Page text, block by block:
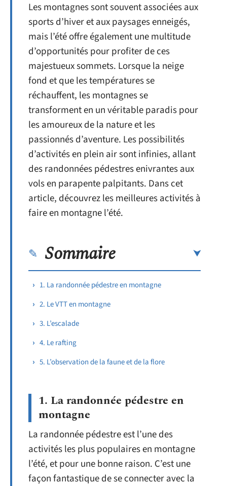
Les montagnes sont souvent associées aux
sports d’hiver et aux paysages enneigés,
mais l’été offre également une multitude
d’opportunités pour profiter de ces
majestueux sommets. Lorsque la neige
fond et que les températures se
réchauffent, les montagnes se
transforment en un véritable paradis pour
les amoureux de la nature et les
passionnés d’aventure. Les possibilités
d’activités en plein air sont infinies, allant
des randonnées pédestres enivrantes aux
vols en parapente palpitants. Dans cet
article, découvrez les meilleures activités à
faire en montagne l’été.
Sommaire
1. La randonnée pédestre en montagne
2. Le VTT en montagne
3. L’escalade
4. Le rafting
5. L’observation de la faune et de la flore
1. La randonnée pédestre en
montagne
La randonnée pédestre est l’une des
activités les plus populaires en montagne
l’été, et pour une bonne raison. C’est une
façon fantastique de se connecter avec la